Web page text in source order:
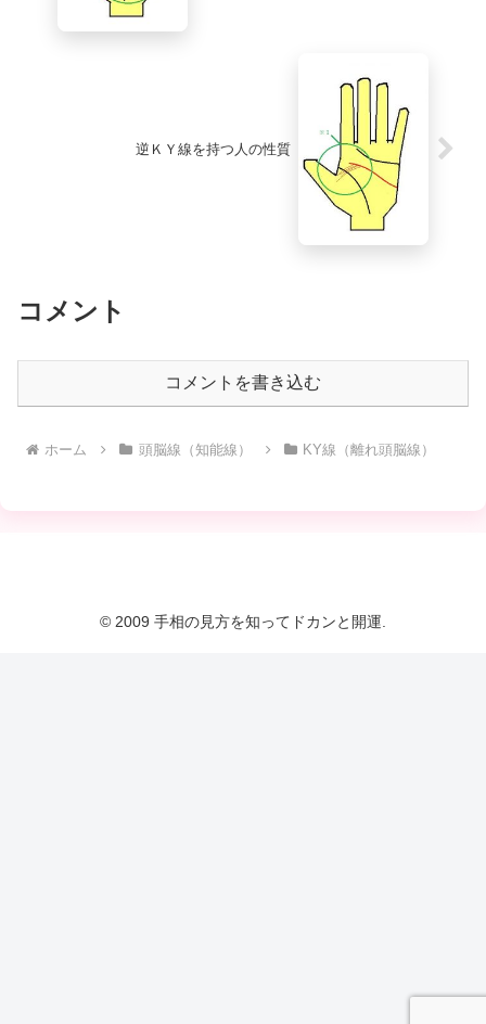
逆ＫＹ線を持つ人の性質
コメント
コメントを書き込む
ホーム 頭脳線（知能線） KY線（離れ頭脳線）
© 2009 手相の見方を知ってドカンと開運.